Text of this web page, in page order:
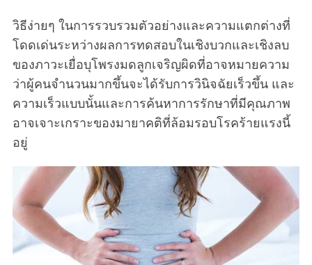
วิธีง่ายๆ ในการรวบรวมตัวอย่างและความแตกต่างที่
โดดเด่นระหว่างผลการทดสอบในเชิงบวกและเชิงลบ
ของภาวะเยื่อบุโพรงมดลูกเจริญผิดที่อาจหมายความ
ว่าผู้คนจำนวนมากขึ้นจะได้รับการวินิจฉัยเร็วขึ้น และ
ความเร็วแบบนั้นและการค้นหาการรักษาที่มีคุณภาพ
อาจเจาะเกราะของมายาคติที่ล้อมรอบโรคร้ายแรงนี้
อยู่